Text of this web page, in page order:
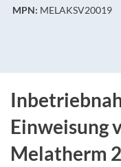
MPN: MELAKSV20019
Einweisung
Melatherm